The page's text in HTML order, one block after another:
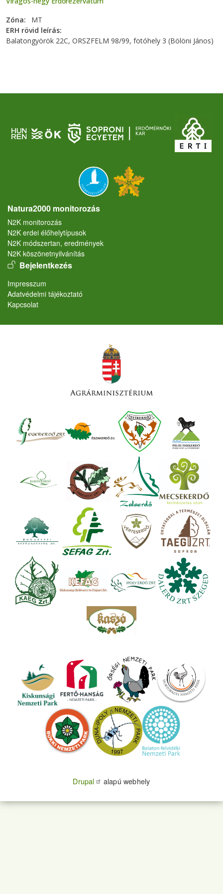
Zóna
MT
ERH rövid leírás
Balatongyörök 22C, ORSZFELM 98/99, fotóhely 3 (Bölöni János)
Natura2000 monitorozás
N2K monitorozás
N2K erdei élőhelytípusok
N2K módszertan, eredmények
N2K köszönetnyilvánítás
User account menu
Bejelentkezés
Lábléc
Impresszum
Adatvédelmi tájékoztató
Kapcsolat
Drupal alapú webhely